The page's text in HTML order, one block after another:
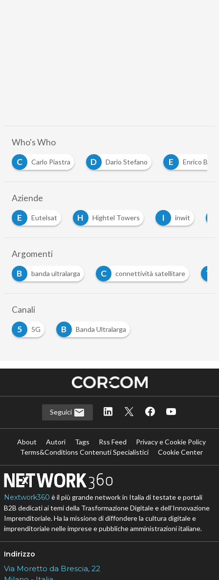
Who's Who
C
Carlo Piastra D Dario Stefano E Enrico
Aziende
E
Eutelsat H Hightel Towers I inwit
Argomenti
B
banda ultralarga C connettività satellitare T
Canali
5
5G B Banda Ultralarga
Seguici
About Autori Tags Rss Feed
Privacy e Cookie Policy
Terms&Conditions Contenuti Specialistici
Cookie Center
Nextwork360 è il più grande network in Italia di testate e portali
B2B dedicati ai temi della Trasformazione Digitale e dell’Innovazione
Imprenditoriale. Ha la missione di diffondere la cultura digitale e
imprenditoriale nelle imprese e pubbliche amministrazioni italiane.
Indirizzo
Via Moretto da Brescia, 22